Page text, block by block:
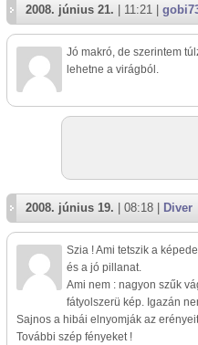
2008. június 21. | 11:21 |
Jó makró, de szerintem
lehetne a virágból.
2008. június 19. | 08:18 | Diver
Szia ! Ami tetszik a
és a jó pillanat.
Ami nem : nagyon szűk
fátyolszerü kép. Igazán
Sajnos a hibái elnyomják az
További szép fényeket !